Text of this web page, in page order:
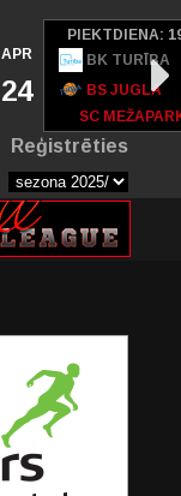
APR
24
PIEKTDIENA:
BK TURĪBA
BS JUGLA
SC
Reģistrēties